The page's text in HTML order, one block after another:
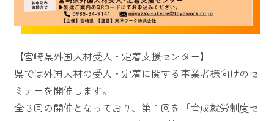
【宮崎県外国人材受入・定着支援センター】
県では外国人材の受入・定着に関する事業者様向けのセ
ミナーを開催します。
全３回の開催となっており、第１回を「育成就労制度セ